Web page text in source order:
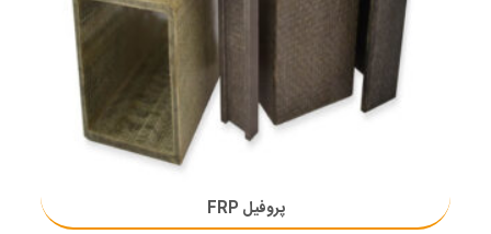
پروفیل FRP